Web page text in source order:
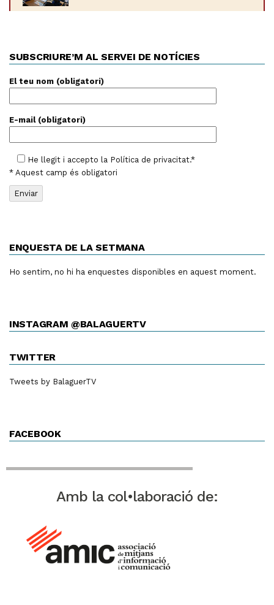
SUBSCRIURE’M AL SERVEI DE NOTÍCIES
El teu nom (obligatori)
E-mail (obligatori)
He llegit i accepto la Política de privacitat.*
* Aquest camp és obligatori
ENQUESTA DE LA SETMANA
Ho sentim, no hi ha enquestes disponibles en aquest moment.
INSTAGRAM @BALAGUERTV
TWITTER
Tweets by BalaguerTV
FACEBOOK
Amb la col•laboració de: